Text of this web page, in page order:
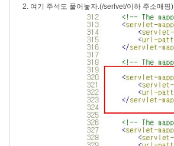
2. 여기 주석도 풀어놓자.(/serlvet/이하 주소매핑)